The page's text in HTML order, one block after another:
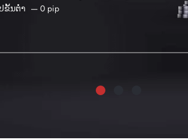
ຂັ້ນຕ່ຳ — 0 pip